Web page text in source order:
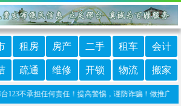
租房 房产 二手 租车 会计
疏通 维修 开锁 物流 搬家
不承担任何责任！提高警惕，谨防诈骗！做推广、